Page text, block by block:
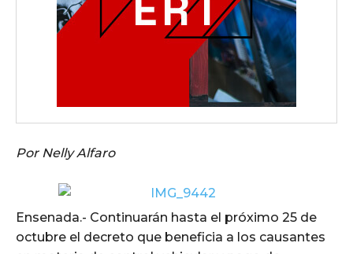
Por Nelly Alfaro
Ensenada.- Continuarán hasta el próximo 25 de
octubre el decreto que beneficia a los causantes